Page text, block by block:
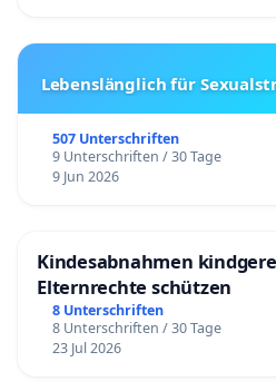
Lebenslänglich für
507 Unterschriften
9 Unterschriften / 30 Tage
9 Jun 2026
Kindesabnahmen
Elternrechte schützen
8 Unterschriften
8 Unterschriften / 30 Tage
23 Jul 2026